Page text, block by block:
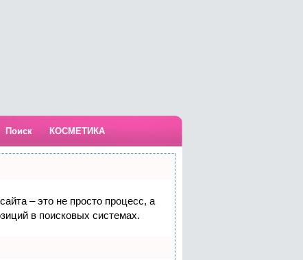
Поиск КОСМЕТИКА
– это не просто процесс, а
в поисковых системах.